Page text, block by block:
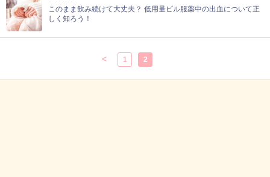
このまま飲み続けて大丈夫？ 低用量ピル服薬中の出血について正
しく知ろう！
< 1 2